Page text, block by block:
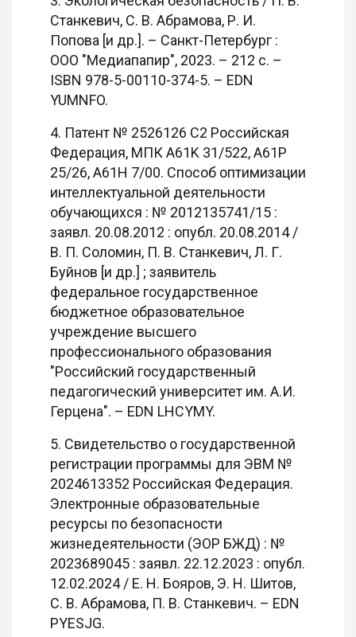
Станкевич, С. В. Абрамова, Р. И.
Попова [и др.]. – Санкт-Петербург :
ООО "Медиапапир", 2023. – 212 с. –
ISBN 978-5-00110-374-5. – EDN
YUMNFO.
4. Патент № 2526126 C2 Российская
Федерация, МПК A61K 31/522, A61P
25/26, A61H 7/00. Способ оптимизации
интеллектуальной деятельности
обучающихся : № 2012135741/15 :
заявл. 20.08.2012 : опубл. 20.08.2014 /
В. П. Соломин, П. В. Станкевич, Л. Г.
Буйнов [и др.] ; заявитель
федеральное государственное
бюджетное образовательное
учреждение высшего
профессионального образования
"Российский государственный
педагогический университет им. А.И.
Герцена". – EDN LHCYMY.
5. Свидетельство о государственной
регистрации программы для ЭВМ №
2024613352 Российская Федерация.
Электронные образовательные
ресурсы по безопасности
жизнедеятельности (ЭОР БЖД) : №
2023689045 : заявл. 22.12.2023 : опубл.
12.02.2024 / Е. Н. Бояров, Э. Н. Шитов,
С. В. Абрамова, П. В. Станкевич. – EDN
PYESJG.